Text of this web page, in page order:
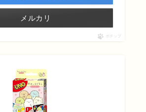
メルカリ
ポチップ